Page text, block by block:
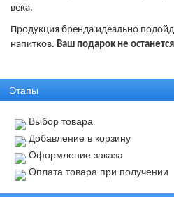
века.
Продукция бренда идеально
напитков. Ваш подарок не
Этапы
Выбор товара
Добавление в корзину
Оформление заказа
Оплата товара при получении